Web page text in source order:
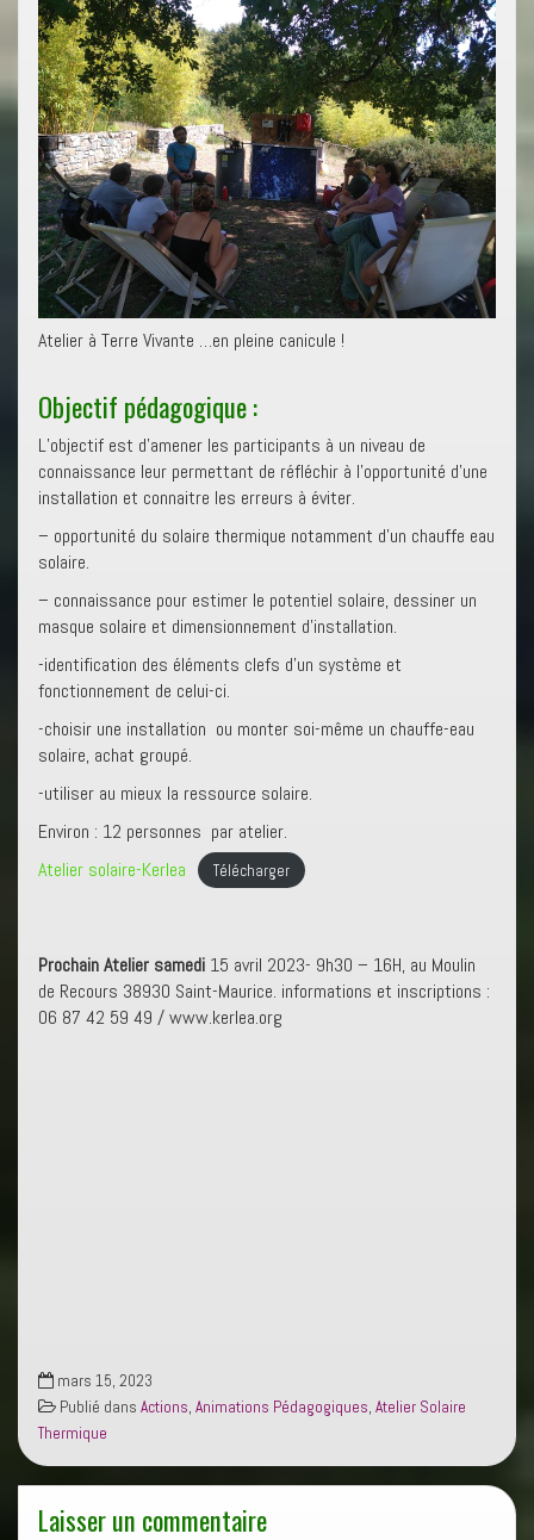
Atelier à Terre Vivante …en pleine canicule !
Objectif pédagogique :
L’objectif est d’amener les participants à un niveau de
connaissance leur permettant de réfléchir à l’opportunité d’une
installation et connaitre les erreurs à éviter.
– opportunité du solaire thermique notamment d’un chauffe eau
solaire.
– connaissance pour estimer le potentiel solaire, dessiner un
masque solaire et dimensionnement d’installation.
-identification des éléments clefs d’un système et
fonctionnement de celui-ci.
-choisir une installation ou monter soi-même un chauffe-eau
solaire, achat groupé.
-utiliser au mieux la ressource solaire.
Environ : 12 personnes par atelier.
Atelier solaire-Kerlea
Télécharger
Prochain Atelier samedi 15 avril 2023- 9h30 – 16H, au Moulin
de Recours 38930 Saint-Maurice. informations et inscriptions :
06 87 42 59 49 / www.kerlea.org
mars 15, 2023
Publié dans Actions, Animations Pédagogiques, Atelier Solaire
Thermique
Laisser un commentaire